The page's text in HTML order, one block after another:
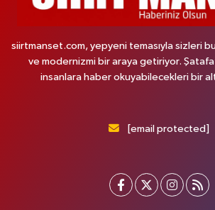
siirtmanset.com, yepyeni temasıyla sizleri
ve modernizmi bir araya getiriyor.
insanlara haber okuyabilecekleri bir
[email protected]